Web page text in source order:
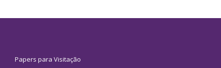
Papers para Visitação